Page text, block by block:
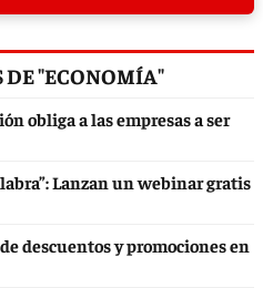
DE "ECONOMÍA"
obliga a las empresas a ser
Lanzan un webinar gratis
descuentos y promociones en